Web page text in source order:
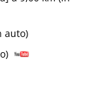
auto)